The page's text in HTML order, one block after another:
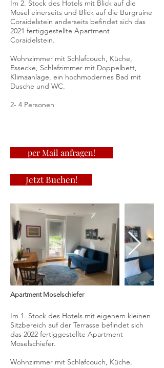
Im 2. Stock des Hotels mit Blick auf die
Mosel einerseits und Blick auf die Burgruine
Coraidelstein anderseits befindet sich das
2021 fertiggestellte Apartment
Coraidelstein.
Wohnzimmer mit Schlafcouch, Küche,
Essecke, Schlafzimmer mit Doppelbett,
Klimaanlage, ein hochmodernes Bad mit
Dusche und WC.
2- 4 Personen
per Mail anfragen!
Jetzt Buchen!
Apartment Moselschiefer
Im 1. Stock des Hotels mit eigenem kleinen
Sitzbereich auf der Terrasse befindet sich
das 2022 fertiggestellte Apartment
Moselschiefer.
Wohnzimmer mit Schlafcouch, Küche,